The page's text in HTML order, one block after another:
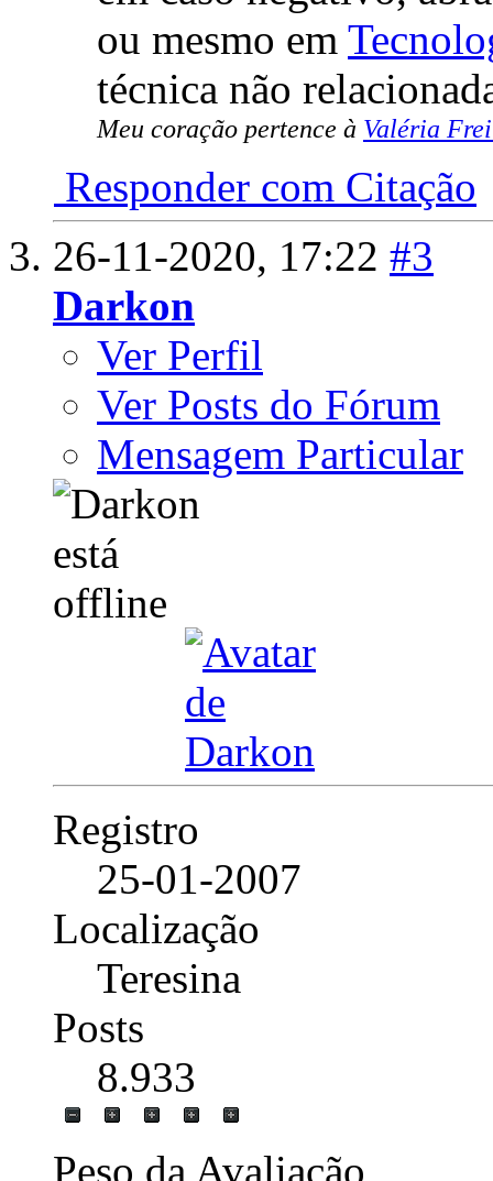
ou mesmo em
técnica não
Meu coração pertence à Valéria
Responder com Citação
26-11-2020, 17:22 #3
Darkon
Ver Perfil
Ver Posts do Fórum
Mensagem Particular
Registro
25-01-2007
Localização
Teresina
Posts
8.933
Peso da Avaliação